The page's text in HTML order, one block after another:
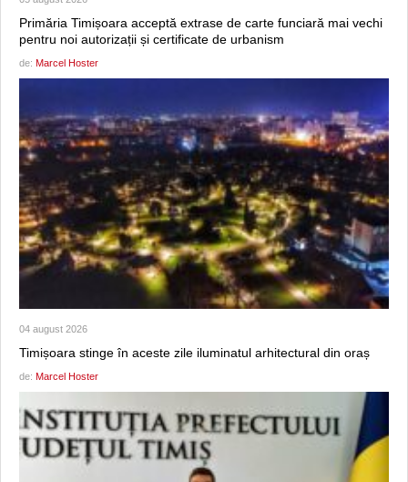
Primăria Timișoara acceptă extrase de carte funciară mai vechi
pentru noi autorizații și certificate de urbanism
de: Marcel Hoster
04 august 2026
Timișoara stinge în aceste zile iluminatul arhitectural din oraș
de: Marcel Hoster